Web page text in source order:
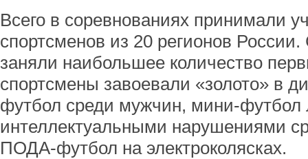
Всего в соревнованиях принимали
спортсменов из 20 регионов
заняли наибольшее количество
спортсмены завоевали «золото» в
футбол среди мужчин, мини-футбол
интеллектуальными нарушениями
ПОДА-футбол на электроколясках.